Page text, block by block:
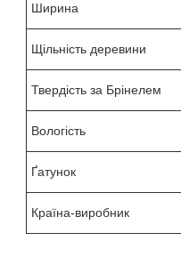
Ширина
Щільність деревини
Твердість за Брінелем
Вологість
Ґатунок
Країна-виробник